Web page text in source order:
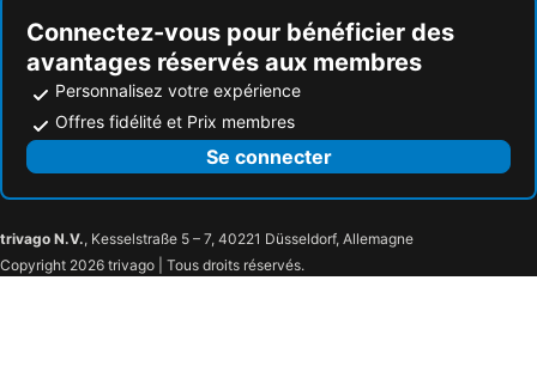
Connectez-vous pour bénéficier des
avantages réservés aux membres
Personnalisez votre expérience
Offres fidélité et Prix membres
Se connecter
trivago N.V., Kesselstraße 5 – 7, 40221 Düsseldorf, Allemagne
Copyright 2026 trivago | Tous droits réservés.